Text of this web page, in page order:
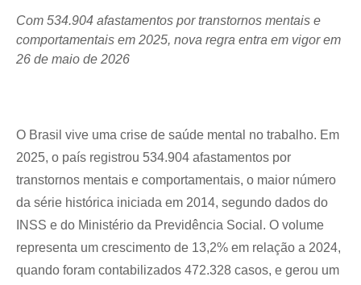
Com 534.904 afastamentos por transtornos mentais e
comportamentais em 2025, nova regra entra em vigor em
26 de maio de 2026
O Brasil vive uma crise de saúde mental no trabalho. Em
2025, o país registrou 534.904 afastamentos por
transtornos mentais e comportamentais, o maior número
da série histórica iniciada em 2014, segundo dados do
INSS e do Ministério da Previdência Social. O volume
representa um crescimento de 13,2% em relação a 2024,
quando foram contabilizados 472.328 casos, e gerou um